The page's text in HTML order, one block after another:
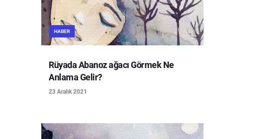
HABER
Rüyada Abanoz ağacı Görmek Ne
Anlama Gelir?
23 Aralık 2021